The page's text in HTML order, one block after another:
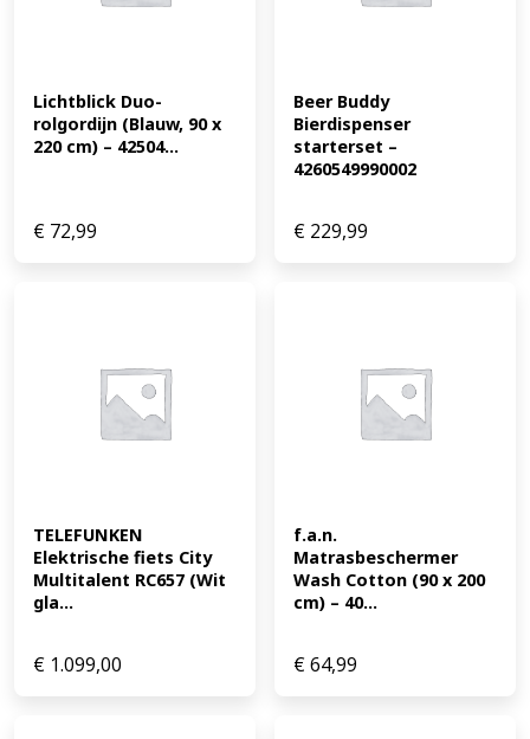
Lichtblick Duo-
rolgordijn (Blauw, 90 x
220 cm) – 42504...
€ 72,99
Beer Buddy
Bierdispenser
starterset –
4260549990002
€ 229,99
TELEFUNKEN
Elektrische fiets City
Multitalent RC657 (Wit
gla...
€ 1.099,00
f.a.n.
Matrasbeschermer
Wash Cotton (90 x 200
cm) – 40...
€64,99